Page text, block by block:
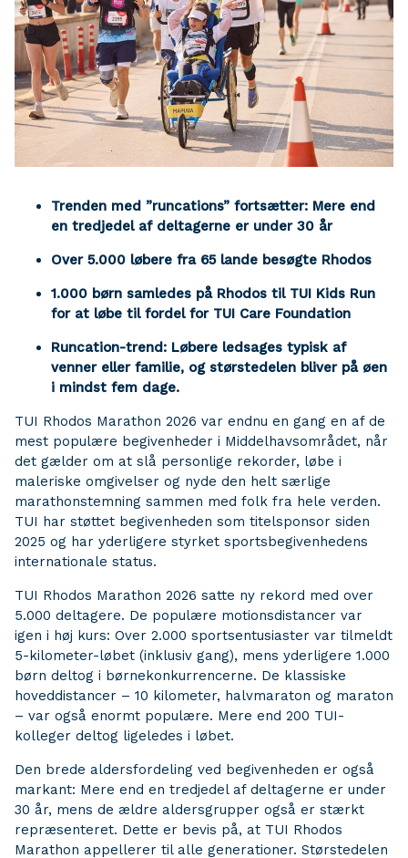
Trenden med ”runcations” fortsætter: Mere end
en tredjedel af deltagerne er under 30 år
Over 5.000 løbere fra 65 lande besøgte Rhodos
1.000 børn samledes på Rhodos til TUI Kids Run
for at løbe til fordel for TUI Care Foundation
Runcation-trend: Løbere ledsages typisk af
venner eller familie, og størstedelen bliver på øen
i mindst fem dage.
TUI Rhodos Marathon 2026 var endnu en gang en af de
mest populære begivenheder i Middelhavsområdet, når
det gælder om at slå personlige rekorder, løbe i
maleriske omgivelser og nyde den helt særlige
marathonstemning sammen med folk fra hele verden.
TUI har støttet begivenheden som titelsponsor siden
2025 og har yderligere styrket sportsbegivenhedens
internationale status.
TUI Rhodos Marathon 2026 satte ny rekord med over
5.000 deltagere. De populære motionsdistancer var
igen i høj kurs: Over 2.000 sportsentusiaster var tilmeldt
5-kilometer-løbet (inklusiv gang), mens yderligere 1.000
børn deltog i børnekonkurrencerne. De klassiske
hoveddistancer – 10 kilometer, halvmaraton og maraton
– var også enormt populære. Mere end 200 TUI-
kolleger deltog ligeledes i løbet.
Den brede aldersfordeling ved begivenheden er også
markant: Mere end en tredjedel af deltagerne er under
30 år, mens de ældre aldersgrupper også er stærkt
repræsenteret. Dette er bevis på, at TUI Rhodos
Marathon appellerer til alle generationer. Størstedelen